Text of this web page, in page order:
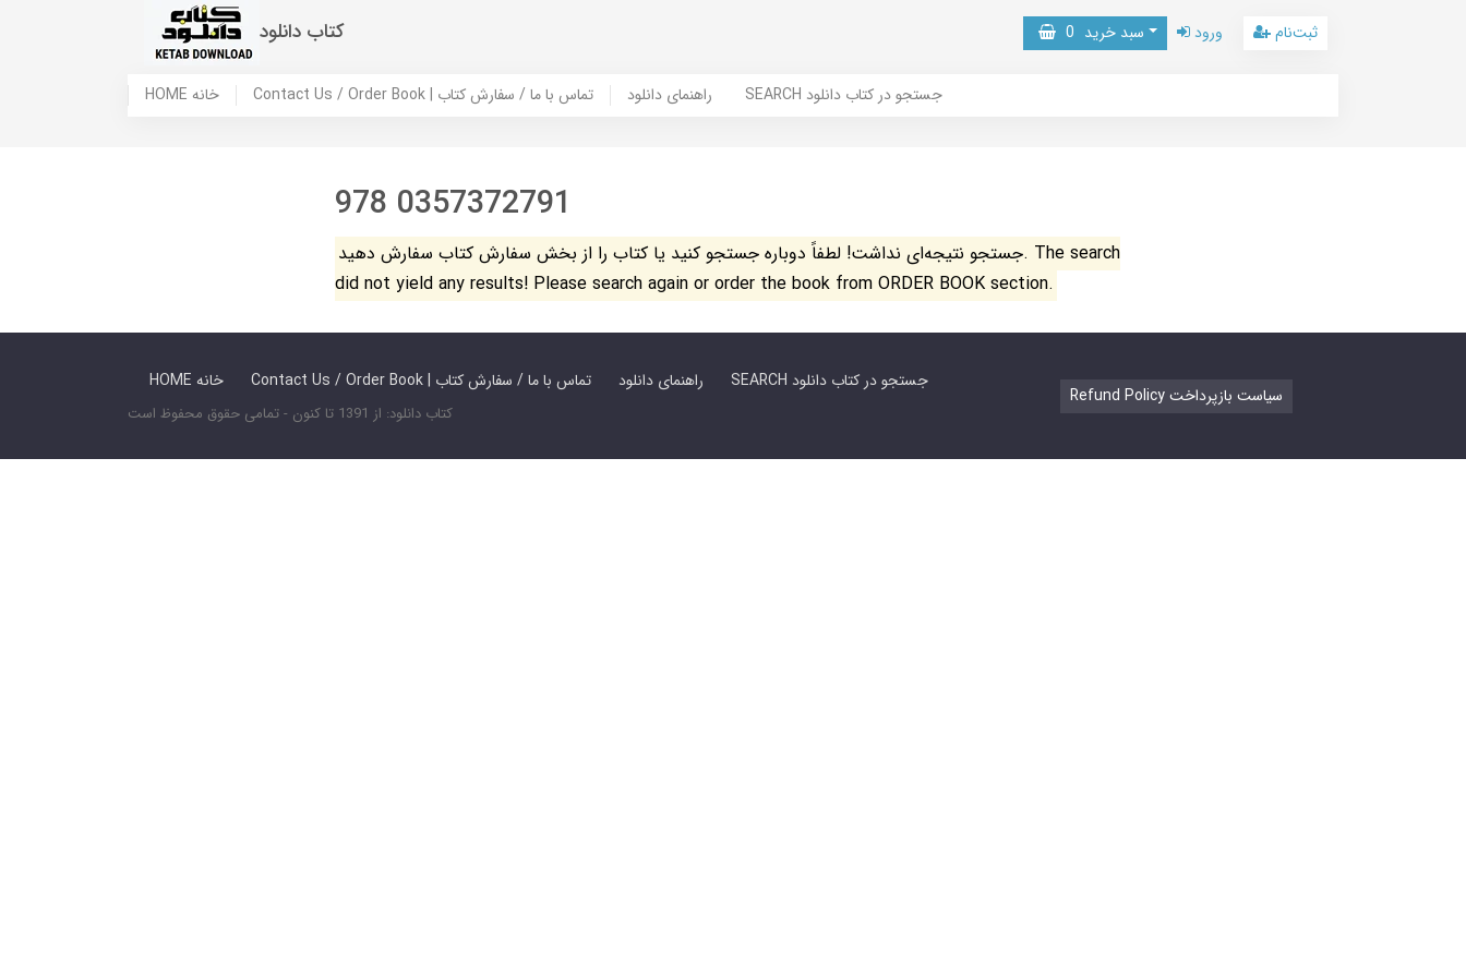
کتاب دانلود سبد خرید 0 ورود ثبت‌نام
HOME خانه Contact Us / Order Book | تماس با ما / سفارش کتاب راهنمای دانلود SEARCH جستجو در کتاب دانلود
978 0357372791
جستجو نتیجه‌ای نداشت! لطفاً دوباره جستجو کنید یا کتاب را از بخش سفارش کتاب سفارش دهید. The search
did not yield any results! Please search again or order the book from ORDER BOOK section.
HOME خانه Contact Us / Order Book | تماس با ما / سفارش کتاب راهنمای دانلود SEARCH جستجو در کتاب دانلود
کتاب دانلود: از 1391 تا کنون - تمامی حقوق محفوظ است
Refund Policy سیاست بازپرداخت